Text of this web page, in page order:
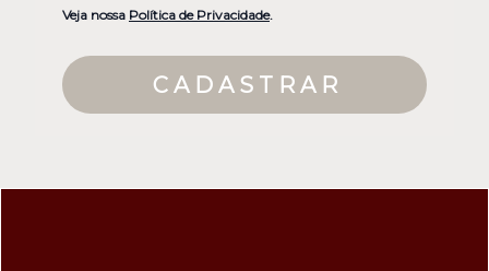
Veja nossa Política de Privacidade.
C A D A S T R A R